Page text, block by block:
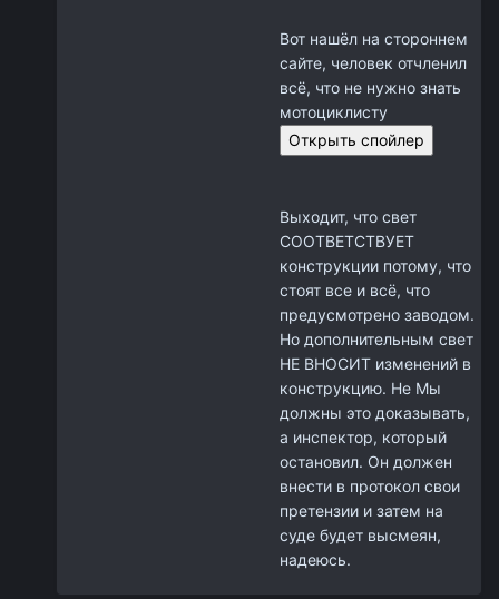
Вот нашёл на стороннем
сайте, человек отчленил
всё, что не нужно знать
мотоциклисту
Выходит, что свет
СООТВЕТСТВУЕТ
конструкции потому, что
стоят все и всё, что
предусмотрено заводом.
Но дополнительным свет
НЕ ВНОСИТ изменений в
конструкцию. Не Мы
должны это доказывать,
а инспектор, который
остановил. Он должен
внести в протокол свои
претензии и затем на
суде будет высмеян,
надеюсь.